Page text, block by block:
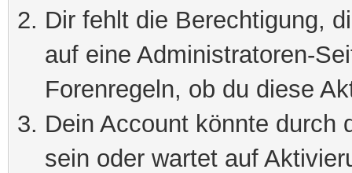
Dir fehlt die Berechtigung,
auf eine Administratoren-
Forenregeln, ob du diese
Dein Account könnte durch
sein oder wartet auf